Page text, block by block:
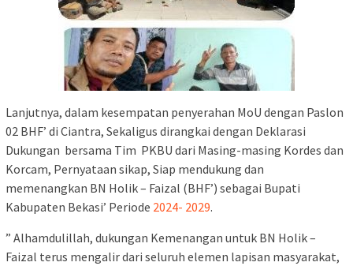
Lanjutnya, dalam kesempatan penyerahan MoU dengan Paslon
02 BHF’ di Ciantra, Sekaligus dirangkai dengan Deklarasi
Dukungan bersama Tim PKBU dari Masing-masing Kordes dan
Korcam, Pernyataan sikap, Siap mendukung dan
memenangkan BN Holik – Faizal (BHF’) sebagai Bupati
Kabupaten Bekasi’ Periode 2024- 2029.
” Alhamdulillah, dukungan Kemenangan untuk BN Holik –
Faizal terus mengalir dari seluruh elemen lapisan masyarakat,